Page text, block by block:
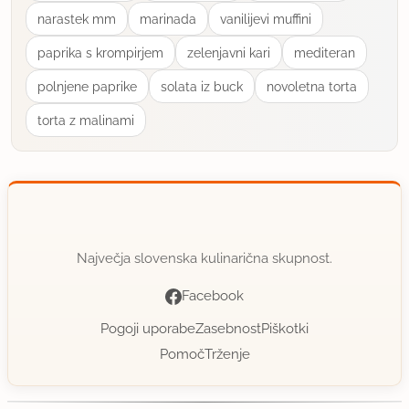
narastek mm marinada vanilijevi muffini
paprika s krompirjem zelenjavni kari mediteran
polnjene paprike solata iz buck novoletna torta
torta z malinami
Največja slovenska kulinarična skupnost.
Facebook
Pogoji uporabeZasebnostPiškotki
PomočTrženje